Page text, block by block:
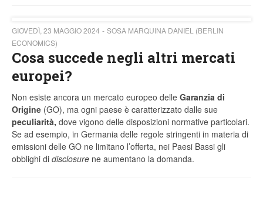
GIOVEDÌ, 23 MAGGIO 2024
SOSA MARQUINA DANIEL (BERLIN
ECONOMICS)
Cosa succede negli altri mercati
europei?
Non esiste ancora un mercato europeo delle Garanzia di
Origine (GO), ma ogni paese è caratterizzato dalle sue
peculiarità, dove vigono delle disposizioni normative particolari.
Se ad esempio, in Germania delle regole stringenti in materia di
emissioni delle GO ne limitano l’offerta, nei Paesi Bassi gli
obblighi di disclosure ne aumentano la domanda.